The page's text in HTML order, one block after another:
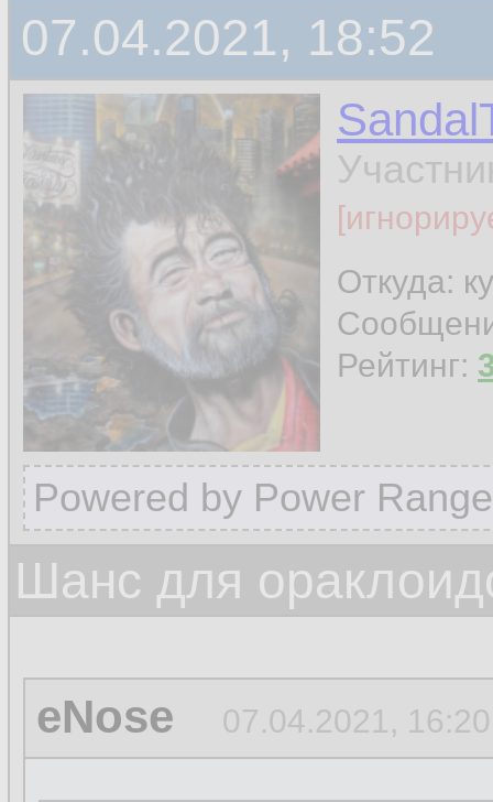
07.04.2021, 18:52
Откуда:
Рейтинг:
Powered by Power
Шанс для
eNose 07.04.2021, 16:20